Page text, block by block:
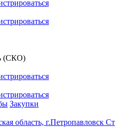
(СКО)
Закупки
область, г.Петропавловск Ст